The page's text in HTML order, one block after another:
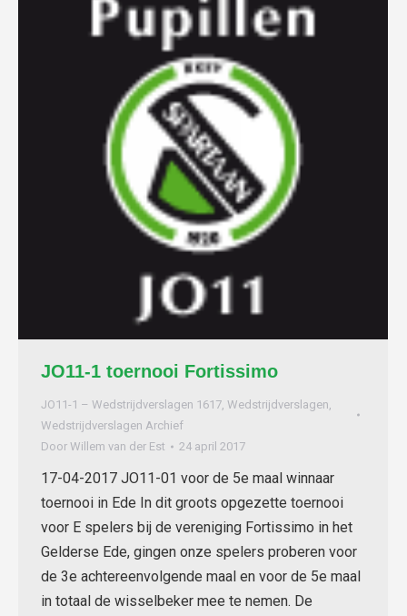
JO11-1 toernooi Fortissimo
JO11-1 – Wedstrijdverslagen 1617, Wedstrijdverslagen,
Wedstrijdverslagen Archief
Door Willem van der Est 24 april 2017
17-04-2017 JO11-01 voor de 5e maal winnaar
toernooi in Ede In dit groots opgezette toernooi
voor E spelers bij de vereniging Fortissimo in het
Gelderse Ede, gingen onze spelers proberen voor
de 3e achtereenvolgende maal en voor de 5e maal
in totaal de wisselbeker mee te nemen. De